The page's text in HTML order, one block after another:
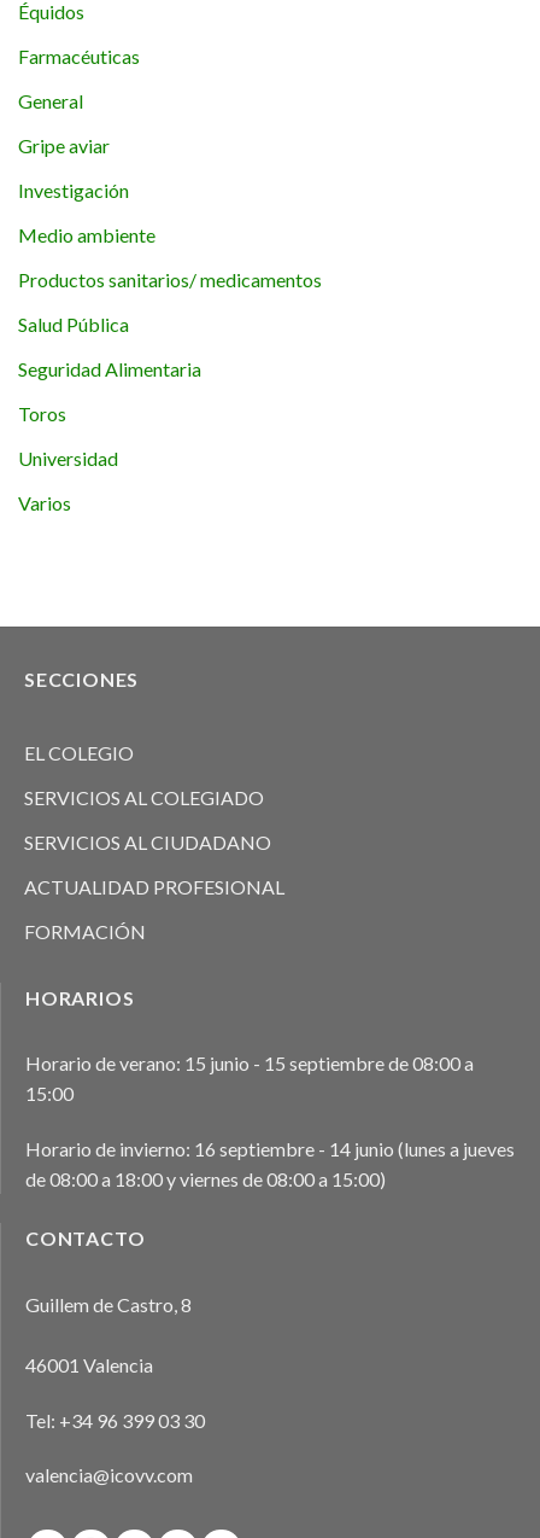
Équidos
Farmacéuticas
General
Gripe aviar
Investigación
Medio ambiente
Productos sanitarios/ medicamentos
Salud Pública
Seguridad Alimentaria
Toros
Universidad
Varios
SECCIONES
EL COLEGIO
SERVICIOS AL COLEGIADO
SERVICIOS AL CIUDADANO
ACTUALIDAD PROFESIONAL
FORMACIÓN
HORARIOS
Horario de verano: 15 junio - 15 septiembre de 08:00 a
15:00
Horario de invierno: 16 septiembre - 14 junio (lunes a jueves
de 08:00 a 18:00 y viernes de 08:00 a 15:00)
CONTACTO
Guillem de Castro, 8
46001 Valencia
Tel: +34 96 399 03 30
valencia@icovv.com